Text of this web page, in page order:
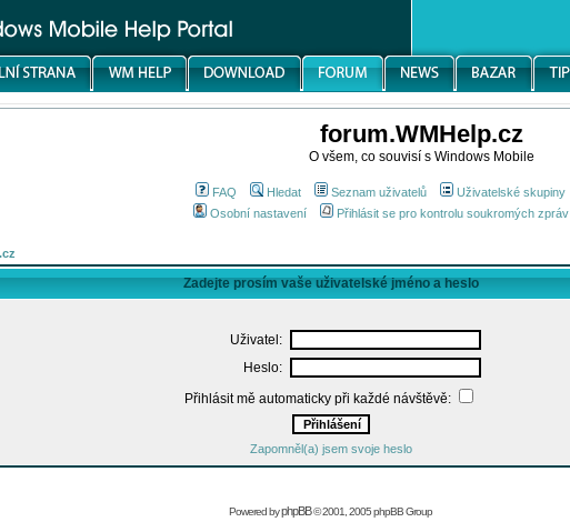
forum.WMHelp.cz
O všem, co souvisí s Windows Mobile
FAQ Hledat Seznam uživatelů Uživatelské skupiny
Osobní nastavení
Přihlásit se pro kontrolu soukromých zpráv
Zadejte prosím vaše uživatelské jméno a heslo
Uživatel:
Heslo:
Přihlásit mě automaticky při každé návštěvě:
Zapomněl(a) jsem svoje heslo
Powered byphpBB© 2001, 2005 phpBB Group